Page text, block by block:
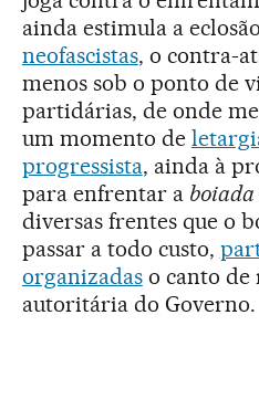
ainda estimula a
neofascistas, o contra-
menos sob o ponto de
partidárias, de onde
um momento de
progressista, ainda à
para enfrentar a boiada
diversas frentes que o
passar a todo custo,
organizadaso canto de
autoritária do Governo.